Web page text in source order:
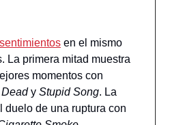
sentimientos en el mismo
La primera mitad muestra
momentos con
y Stupid Song. La
duelo de una ruptura con